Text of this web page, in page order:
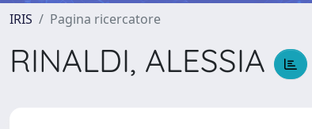
IRIS Pagina ricercatore
RINALDI, ALESSIA